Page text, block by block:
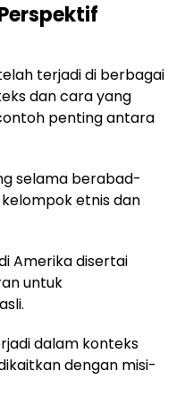
terjadi di berbagai
dan cara yang
penting antara
selama berabad-
etnis dan
Amerika disertai
untuk
dalam konteks
dengan misi-